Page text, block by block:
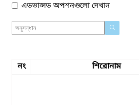
এডভান্সড অপশনগুলো দেখান
নং শিরোনাম